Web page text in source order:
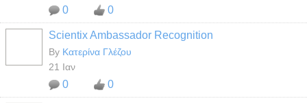
0 0
Scientix Ambassador Recognition
By Κατερίνα Γλέζου
21 Ιαν
0 0